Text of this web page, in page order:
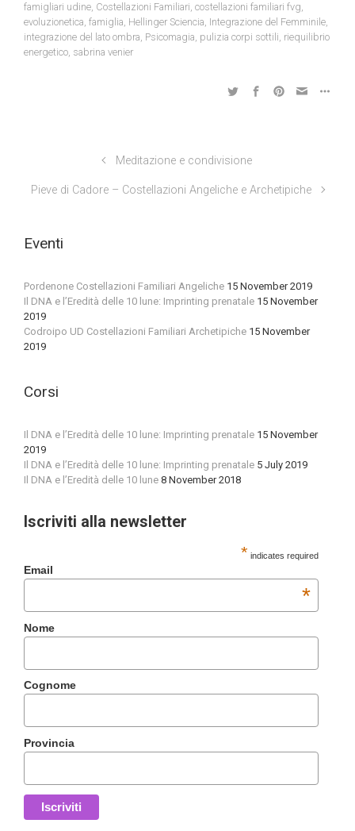
famigliari udine, Costellazioni Familiari, costellazioni familiari fvg,
evoluzionetica, famiglia, Hellinger Sciencia, Integrazione del Femminile,
integrazione del lato ombra, Psicomagia, pulizia corpi sottili, riequilibrio
energetico, sabrina venier
Meditazione e condivisione
Pieve di Cadore – Costellazioni Angeliche e Archetipiche
Eventi
Pordenone Costellazioni Familiari Angeliche 15 November 2019
Il DNA e l’Eredità delle 10 lune: Imprinting prenatale 15 November
2019
Codroipo UD Costellazioni Familiari Archetipiche 15 November
2019
Corsi
Il DNA e l’Eredità delle 10 lune: Imprinting prenatale 15 November
2019
Il DNA e l’Eredità delle 10 lune: Imprinting prenatale 5 July 2019
Il DNA e l’Eredità delle 10 lune 8 November 2018
Iscriviti alla newsletter
* indicates required
Email
*
Nome
Cognome
Provincia